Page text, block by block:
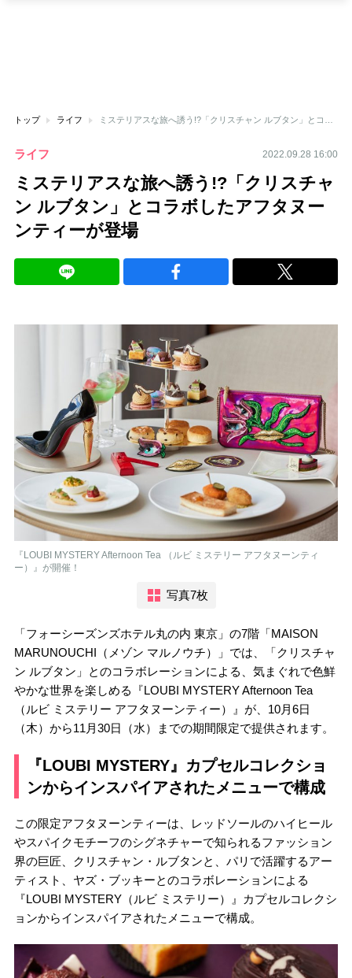
トップ ライフ
ライフ 2022.09.28 16:00
ミステリアスな旅へ誘う!?「クリスチャ
ン ルブタン」とコラボしたアフタヌー
ンティーが登場
『LOUBI MYSTERY Afternoon Tea （ルビ ミステリー アフタヌーンティ
ー）』が開催！
写真7枚
「フォーシーズンズホテル丸の内 東京」の7階「MAISON
MARUNOUCHI（メゾン マルノウチ）」では、「クリスチャ
ン ルブタン」とのコラボレーションによる、気まぐれで色鮮
やかな世界を楽しめる『LOUBI MYSTERY Afternoon Tea
（ルビ ミステリー アフタヌーンティー）』が、10月6日
（木）から11月30日（水）までの期間限定で提供されます。
『LOUBI MYSTERY』カプセルコレクショ
ンからインスパイアされたメニューで構成
この限定アフタヌーンティーは、レッドソールのハイヒール
やスパイクモチーフのシグネチャーで知られるファッション
界の巨匠、クリスチャン・ルブタンと、パリで活躍するアー
ティスト、ヤズ・ブッキーとのコラボレーションによる
『LOUBI MYSTERY（ルビ ミステリー）』カプセルコレクシ
ョンからインスパイアされたメニューで構成。